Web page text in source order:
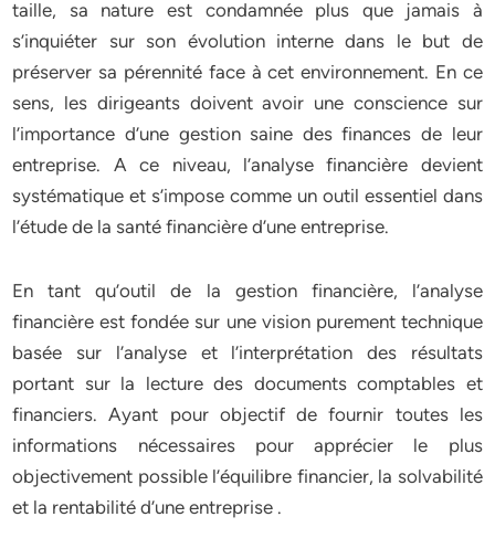
taille, sa nature est condamnée plus que jamais à
s’inquiéter sur son évolution interne dans le but de
préserver sa pérennité face à cet environnement. En ce
sens, les dirigeants doivent avoir une conscience sur
l’importance d’une gestion saine des finances de leur
entreprise. A ce niveau, l’analyse financière devient
systématique et s’impose comme un outil essentiel dans
l’étude de la santé financière d’une entreprise.
En tant qu’outil de la gestion financière, l’analyse
financière est fondée sur une vision purement technique
basée sur l’analyse et l’interprétation des résultats
portant sur la lecture des documents comptables et
financiers. Ayant pour objectif de fournir toutes les
informations nécessaires pour apprécier le plus
objectivement possible l’équilibre financier, la solvabilité
et la rentabilité d’une entreprise .